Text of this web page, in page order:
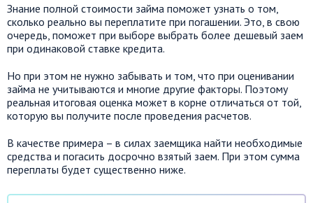
Знание полной стоимости займа поможет узнать о том,
сколько реально вы переплатите при погашении. Это, в свою
очередь, поможет при выборе выбрать более дешевый заем
при одинаковой ставке кредита.
Но при этом не нужно забывать и том, что при оценивании
займа не учитываются и многие другие факторы. Поэтому
реальная итоговая оценка может в корне отличаться от той,
которую вы получите после проведения расчетов.
В качестве примера – в силах заемщика найти необходимые
средства и погасить досрочно взятый заем. При этом сумма
переплаты будет существенно ниже.